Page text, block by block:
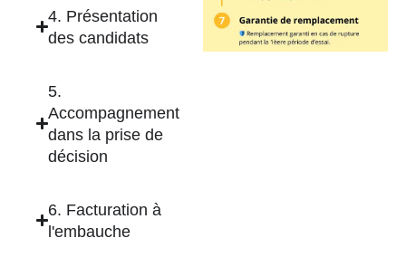
4. Présentation
des candidats
5.
Accompagnement
dans la prise de
décision
6. Facturation à
l'embauche